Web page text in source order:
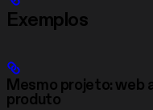
Exemplos
Mesmo projeto: web
produto